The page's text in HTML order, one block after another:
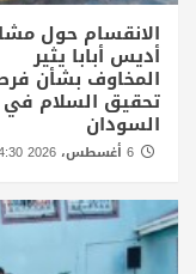
الانقسام حول
أديس أبابا يثير
المخاوف بشأن
تحقيق السلام في
السودان